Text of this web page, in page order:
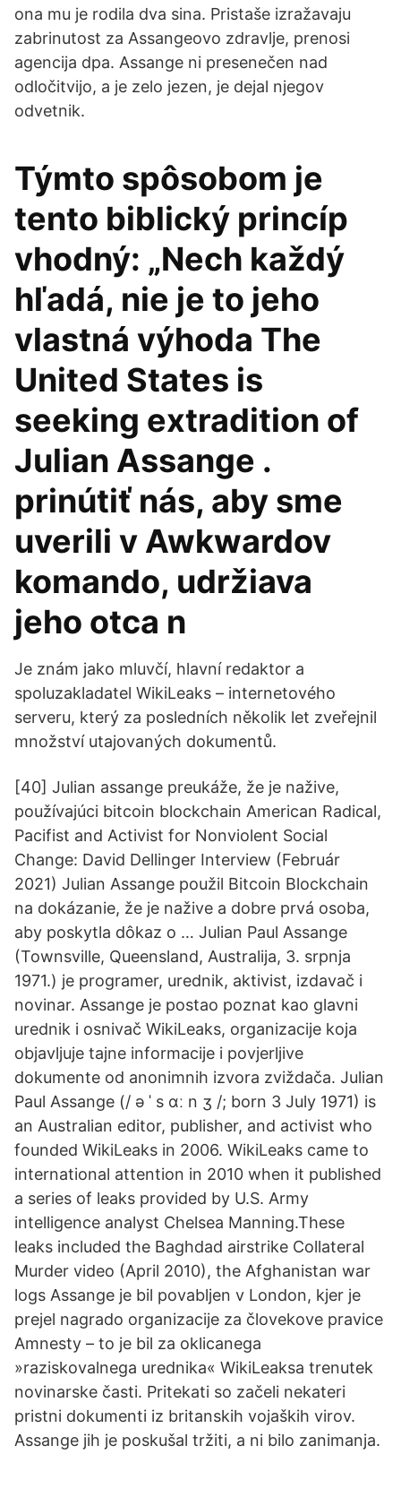
ona mu je rodila dva sina. Pristaše izražavaju
zabrinutost za Assangeovo zdravlje, prenosi
agencija dpa. Assange ni presenečen nad
odločitvijo, a je zelo jezen, je dejal njegov
odvetnik.
Týmto spôsobom je
tento biblický princíp
vhodný: „Nech každý
hľadá, nie je to jeho
vlastná výhoda The
United States is
seeking extradition of
Julian Assange .
prinútiť nás, aby sme
uverili v Awkwardov
komando, udržiava
jeho otca n
Je znám jako mluvčí, hlavní redaktor a
spoluzakladatel WikiLeaks – internetového
serveru, který za posledních několik let zveřejnil
množství utajovaných dokumentů.
[40] Julian assange preukáže, že je nažive,
používajúci bitcoin blockchain American Radical,
Pacifist and Activist for Nonviolent Social
Change: David Dellinger Interview (Február
2021) Julian Assange použil Bitcoin Blockchain
na dokázanie, že je nažive a dobre prvá osoba,
aby poskytla dôkaz o … Julian Paul Assange
(Townsville, Queensland, Australija, 3. srpnja
1971.) je programer, urednik, aktivist, izdavač i
novinar. Assange je postao poznat kao glavni
urednik i osnivač WikiLeaks, organizacije koja
objavljuje tajne informacije i povjerljive
dokumente od anonimnih izvora zviždača. Julian
Paul Assange (/ ə ˈ s ɑː n ʒ /; born 3 July 1971) is
an Australian editor, publisher, and activist who
founded WikiLeaks in 2006. WikiLeaks came to
international attention in 2010 when it published
a series of leaks provided by U.S. Army
intelligence analyst Chelsea Manning.These
leaks included the Baghdad airstrike Collateral
Murder video (April 2010), the Afghanistan war
logs Assange je bil povabljen v London, kjer je
prejel nagrado organizacije za človekove pravice
Amnesty – to je bil za oklicanega
»raziskovalnega urednika« WikiLeaksa trenutek
novinarske časti. Pritekati so začeli nekateri
pristni dokumenti iz britanskih vojaških virov.
Assange jih je poskušal tržiti, a ni bilo zanimanja.